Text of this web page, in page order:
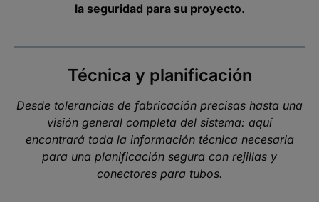
la seguridad para su proyecto.
Técnica y planificación
Desde tolerancias de fabricación precisas hasta una
visión general completa del sistema: aquí
encontrará toda la información técnica necesaria
para una planificación segura con rejillas y
conectores para tubos.